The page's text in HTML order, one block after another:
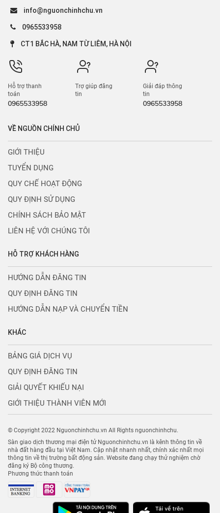
info@nguonchinhchu.vn
0965533958
CT1 BẮC HÀ, NAM TỪ LIÊM, HÀ NỘI
Hỗ trợ thanh
toán
0965533958
Trợ giúp đăng
tin
Giải đáp thông
tin
0965533958
VỀ NGUỒN CHÍNH CHỦ
GIỚI THIỆU
TUYỂN DỤNG
QUY CHẾ HOẠT ĐỘNG
QUY ĐỊNH SỬ DỤNG
CHÍNH SÁCH BẢO MẬT
LIÊN HỆ VỚI CHÚNG TÔI
HỖ TRỢ KHÁCH HÀNG
HƯỚNG DẪN ĐĂNG TIN
QUY ĐỊNH ĐĂNG TIN
HƯỚNG DẪN NẠP VÀ CHUYỂN TIỀN
KHÁC
BẢNG GIÁ DỊCH VỤ
QUY ĐỊNH ĐĂNG TIN
GIẢI QUYẾT KHIẾU NẠI
GIỚI THIỆU THÀNH VIÊN MỚI
© Copyright 2022 Nguonchinhchu.vn All Rights nguonchinhchu.
Sàn giao dịch thương mại điện tử Nguonchinhchu.vn là kênh thông tin về
nhà đất hàng đầu tại Việt Nam. Cập nhật nhanh nhất, chính xác nhất mọi
thông tin về thị trường bất động sản. Website đang chạy thử nghiệm chờ
đăng ký Bộ công thương.
Phương thức thanh toán